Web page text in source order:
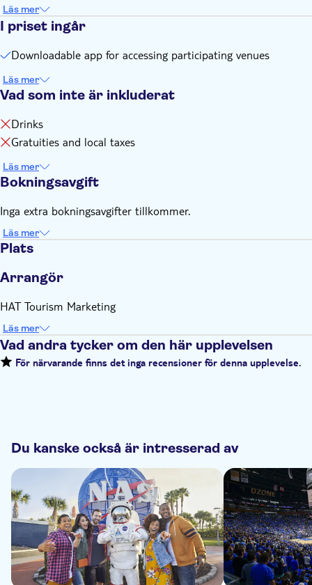
Läs mer
I priset ingår
Downloadable app for accessing participating venues
Läs mer
Vad som inte är inkluderat
Drinks
Gratuities and local taxes
Läs mer
Bokningsavgift
Inga extra bokningsavgifter tillkommer.
Läs mer
Plats
Arrangör
HAT Tourism Marketing
Läs mer
Vad andra tycker om den här upplevelsen
För närvarande finns det inga recensioner för denna upplevelse.
Du kanske också är intresserad av